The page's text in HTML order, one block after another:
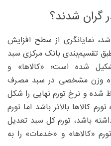
گران شدند؟
شد، نمایانگری از سطح افزایش
تقسیم‌بندی بانک مرکزی سبد
شده است؛ «کالاها» و
وزن مشخصی در سبد مصرف
شده و نرخ تورم نهایی را شکل
کالاها بالاتر باشد اما تورم
باشد، تورم کل سبد تعدیل
«کالاها» و «خدمات» را به